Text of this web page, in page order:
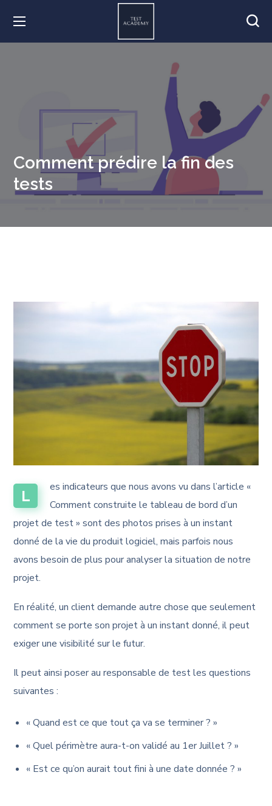
Comment prédire la fin des
tests
L
es indicateurs que nous avons vu dans l’article «
Comment construite le tableau de bord d’un
projet de test » sont des photos prises à un instant
donné de la vie du produit logiciel, mais parfois nous
avons besoin de plus pour analyser la situation de notre
projet.
En réalité, un client demande autre chose que seulement
comment se porte son projet à un instant donné, il peut
exiger une visibilité sur le futur.
Il peut ainsi poser au responsable de test les questions
suivantes :
« Quand est ce que tout ça va se terminer ? »
« Quel périmètre aura-t-on validé au 1er Juillet ? »
« Est ce qu’on aurait tout fini à une date donnée ? »